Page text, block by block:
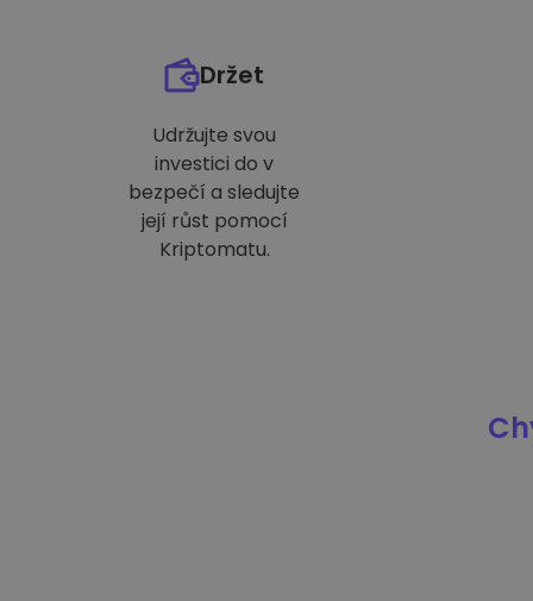
Držet
Udržujte svou
investici do v
bezpečí a sledujte
její růst pomocí
Kriptomatu.